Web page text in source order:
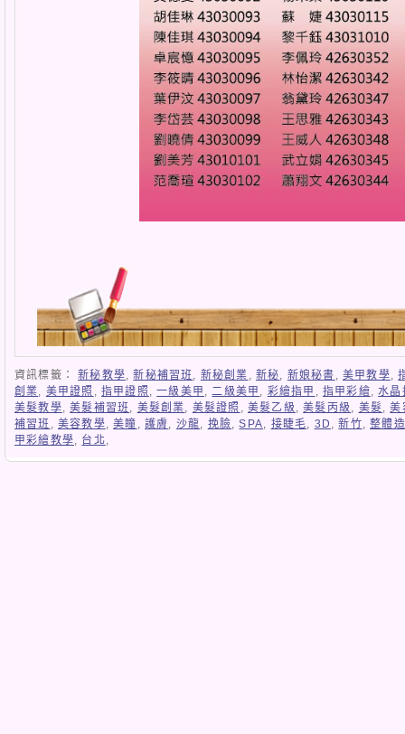
資訊標籤： 新秘教學,新秘補習班 , 新秘創業 ,新秘, 新娘秘書 ,美甲教學,
創業, 美甲證照 ,指甲證照 ,一級美甲 ,二級美甲 , 彩繪指甲 , 指甲彩繪,水晶
美髮教學,美髮補習班 , 美髮創業, 美髮證照 ,美髮乙級 ,美髮丙級 , 美髮,美
補習班 ,美容教學,美瞳 ,護膚 , 沙龍, 挽臉,SPA, 接睫毛, 3D ,新竹,整體
甲彩繪教學, 台北,